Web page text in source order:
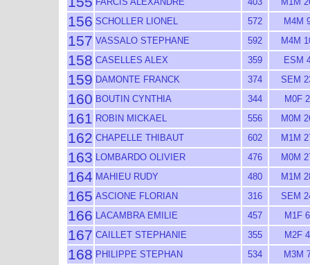
156 SCHOLLER LIONEL 572 M4M
157 VASSALO STEPHANE 592 M4M
158 CASELLES ALEX 359 ESM
159 DAMONTE FRANCK 374 SEM
160 BOUTIN CYNTHIA 344 M0F 2
161 ROBIN MICKAEL 556 M0M
162 CHAPELLE THIBAUT 602 M1M
163 LOMBARDO OLIVIER 476 M0M
164 MAHIEU RUDY 480 M1M
165 ASCIONE FLORIAN 316 SEM
166 LACAMBRA EMILIE 457 M1F 6
167 CAILLET STEPHANIE 355 M2F 4
168 PHILIPPE STEPHAN 534 M3M